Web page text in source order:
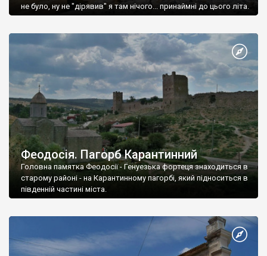
не було, ну не "дірявив" я там нічого... принаймні до цього літа.
Феодосія. Пагорб Карантинний
Головна памятка Феодосії - Генуезька фортеця знаходиться в
старому районі - на Карантинному пагорбі, який підноситься в
південній частині міста.